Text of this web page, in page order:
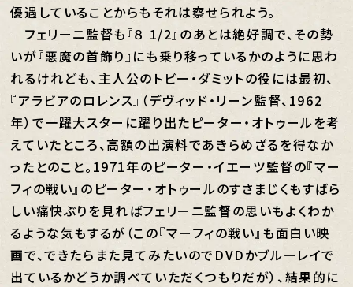
優遇していることからもそれは察せられよう。
フェリーニ監督も『８ 1/2』のあとは絶好調で、その勢
いが『悪魔の首飾り』にも乗り移っているかのように思わ
れるけれども、主人公のトビー・ダミットの役には最初、
『アラビアのロレンス』（デヴィッド・リーン監督、1962
年）で一躍大スターに躍り出たピーター・オトゥールを考
えていたところ、高額の出演料であきらめざるを得なか
ったとのこと。1971年のピーター・イエーツ監督の『マー
フィの戦い』のピーター・オトゥールのすさまじくもすばら
しい痛快ぶりを見ればフェリーニ監督の思いもよくわか
るような気もするが（この『マーフィの戦い』も面白い映
画で、できたらまた見てみたいのでDVDかブルーレイで
出ているかどうか調べていただくつもりだが）、結果的に